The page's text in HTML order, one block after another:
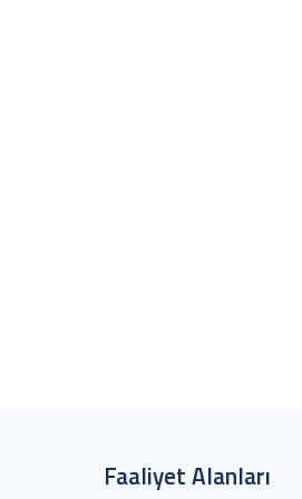
Faaliyet Alanları